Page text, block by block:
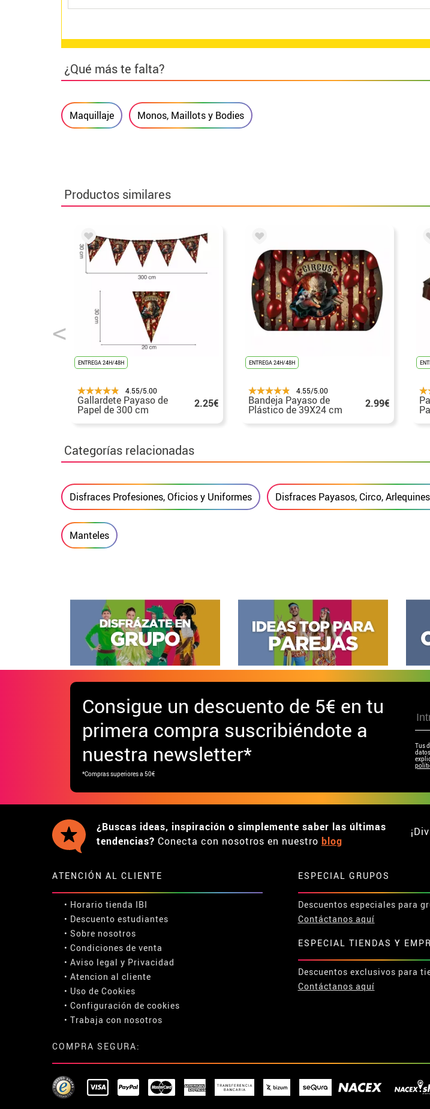
¿Qué más te falta?
Maquillaje Monos, Maillots y Bodies
Productos similares
ENTREGA 24H/48H
4.55/5.00
Gallardete Payaso de
Papel de 300 cm
19X27 cm
2.25€
ENTREGA 24H/48H
4.55/5.00
Bandeja Payaso de
Plástico de 39X24 cm 2.99€
Categorías relacionadas
Disfraces Profesiones, Oficios y Uniformes Disfraces Payasos, Circo,
Manteles
Consigue un descuento de 5€ en tu
primera compra suscribiéndote a
nuestra newsletter*
*Compras superiores a 50€
Tus
¿Buscas ideas, inspiración o simplemente saber las últimas
tendencias? Conecta con nosotros en nuestro blog
ATENCIÓN AL CLIENTE
• Horario tienda IBI
• Descuento estudiantes
• Sobre nosotros
• Condiciones de venta
• Aviso legal y Privacidad
• Atencion al cliente
• Uso de Cookies
• Configuración de cookies
• Trabaja con nosotros
ESPECIAL GRUPOS
Descuentos especiales para
Contáctanos aquí
ESPECIAL TIENDAS Y
Descuentos exclusivos para
Contáctanos aquí
COMPRA SEGURA: